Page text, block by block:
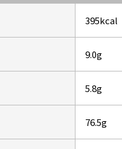
395kcal
9.0g
5.8g
76.5g